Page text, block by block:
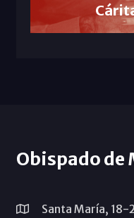
Obispado de
Santa María, 18-